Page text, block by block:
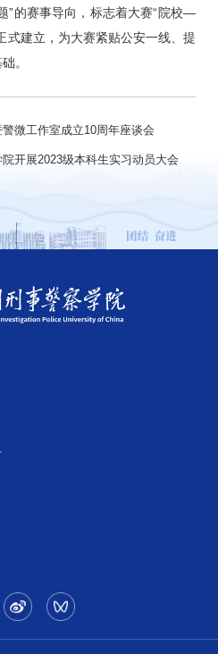
”的赛事导向，标志着大赛“院校—
建立，为大赛紧贴公安一线、提
。
微工作室成立10周年座谈会
开展2023级本科生实习动员大会